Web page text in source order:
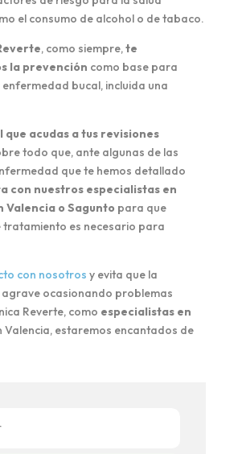
el consumo de alcohol o de tabaco.
, como siempre,te
la prevención como base para
bucal, incluida una
que acudas a tus revisiones
todo que, ante algunas de las
que te hemos detallado
con nuestros especialistas en
Valencia o Sagunto para que
tratamiento es necesario para
con nosotros y evita que la
ocasionando problemas
Reverte, como especialistas en
Valencia, estaremos encantados de